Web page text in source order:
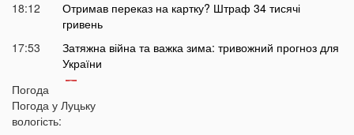
18:12
Отримав переказ на картку? Штраф 34 тисячі
гривень
17:53
Затяжна війна та важка зима: тривожний прогноз для
України
17:36
присутності поліції
17:11
Погода
Погода у Луцьку
вологість: